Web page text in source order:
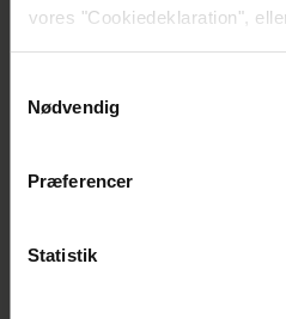
vores "Cookiedeklaration",
Vi anvender egne cookies og
generere statistik og huske
Nødvendig
Præferencer
Statistik
Peter Qvortrup Geisling